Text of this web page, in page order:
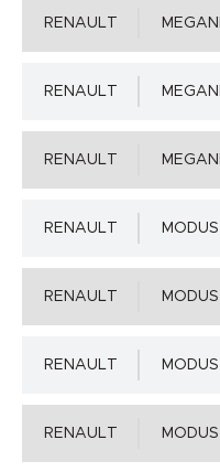
RENAULT
RENAULT
RENAULT
RENAULT
RENAULT
RENAULT
RENAULT